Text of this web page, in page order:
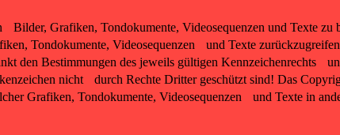
Grafiken, Tondokumente, Videosequenzen und Texte
Tondokumente, Videosequenzen und Texte
den Bestimmungen des jeweils gültigen Kennzeichenrechts
nicht durch Rechte Dritter geschützt sind! Das
Grafiken, Tondokumente, Videosequenzen und Texte in